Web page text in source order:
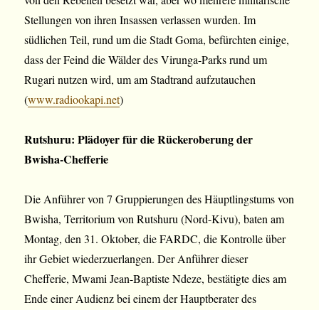
Stellungen von ihren Insassen verlassen wurden. Im
südlichen Teil, rund um die Stadt Goma, befürchten einige,
dass der Feind die Wälder des Virunga-Parks rund um
Rugari nutzen wird, um am Stadtrand aufzutauchen
(www.radiookapi.net)
Rutshuru: Plädoyer für die Rückeroberung der
Bwisha-Chefferie
Die Anführer von 7 Gruppierungen des Häuptlingstums von
Bwisha, Territorium von Rutshuru (Nord-Kivu), baten am
Montag, den 31. Oktober, die FARDC, die Kontrolle über
ihr Gebiet wiederzuerlangen. Der Anführer dieser
Chefferie, Mwami Jean-Baptiste Ndeze, bestätigte dies am
Ende einer Audienz bei einem der Hauptberater des